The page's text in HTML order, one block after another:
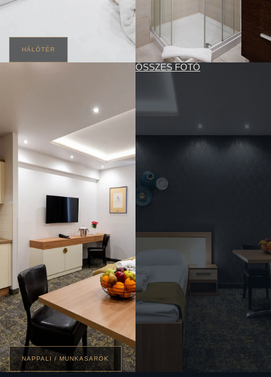
HÁLÓTÉR
NAPPALI / MUNKASAROK
ÖSSZES FOTÓ